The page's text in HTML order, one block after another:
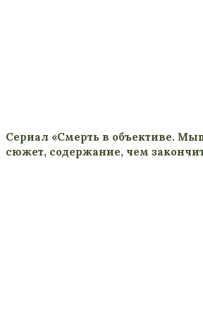
Сериал «Смерть в объективе.
сюжет, содержание, чем